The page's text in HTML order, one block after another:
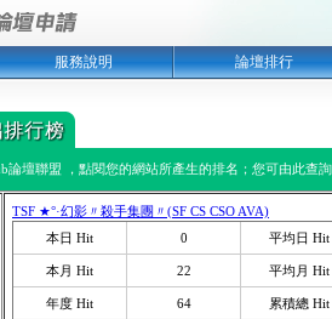
服務說明 論壇排行
論壇聯盟 ，點閱您的網站所產生的排名；您可由此查
TSF ★°·幻影〃殺手集團〃(SF CS CSO AVA)
本日 Hit
0 平均日 Hit
本月 Hit 22 平均月 Hit
年度 Hit 64 累積總 Hit